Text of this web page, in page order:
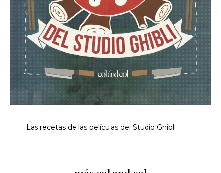
Las recetas de las películas del Studio Ghibli